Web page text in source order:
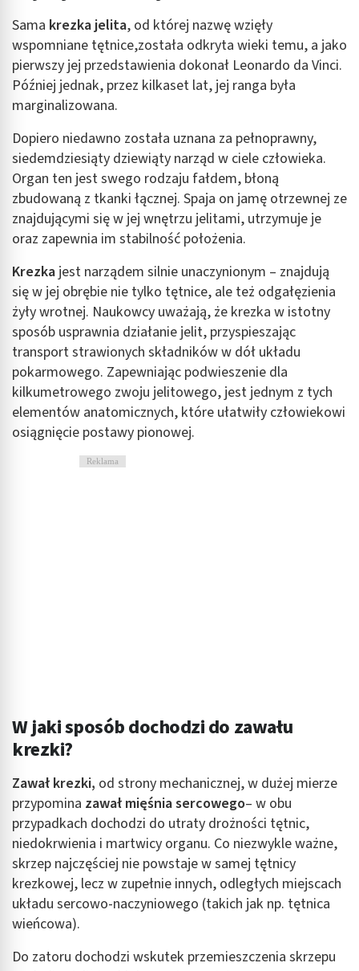
Sama krezka jelita, od której nazwę wzięły
wspomniane tętnice,została odkryta wieki temu, a jako
pierwszy jej przedstawienia dokonał Leonardo da Vinci.
Później jednak, przez kilkaset lat, jej ranga była
marginalizowana.
Dopiero niedawno została uznana za pełnoprawny,
siedemdziesiąty dziewiąty narząd w ciele człowieka.
Organ ten jest swego rodzaju fałdem, błoną
zbudowaną z tkanki łącznej. Spaja on jamę otrzewnej ze
znajdującymi się w jej wnętrzu jelitami, utrzymuje je
oraz zapewnia im stabilność położenia.
Krezka jest narządem silnie unaczynionym – znajdują
się w jej obrębie nie tylko tętnice, ale też odgałęzienia
żyły wrotnej. Naukowcy uważają, że krezka w istotny
sposób usprawnia działanie jelit, przyspieszając
transport strawionych składników w dół układu
pokarmowego. Zapewniając podwieszenie dla
kilkumetrowego zwoju jelitowego, jest jednym z tych
elementów anatomicznych, które ułatwiły człowiekowi
osiągnięcie postawy pionowej.
Reklama
W jaki sposób dochodzi do zawału
krezki?
Zawał krezki, od strony mechanicznej, w dużej mierze
przypomina zawał mięśnia sercowego– w obu
przypadkach dochodzi do utraty drożności tętnic,
niedokrwienia i martwicy organu. Co niezwykle ważne,
skrzep najczęściej nie powstaje w samej tętnicy
krezkowej, lecz w zupełnie innych, odległych miejscach
układu sercowo-naczyniowego (takich jak np. tętnica
wieńcowa).
Do zatoru dochodzi wskutek przemieszczenia skrzepu